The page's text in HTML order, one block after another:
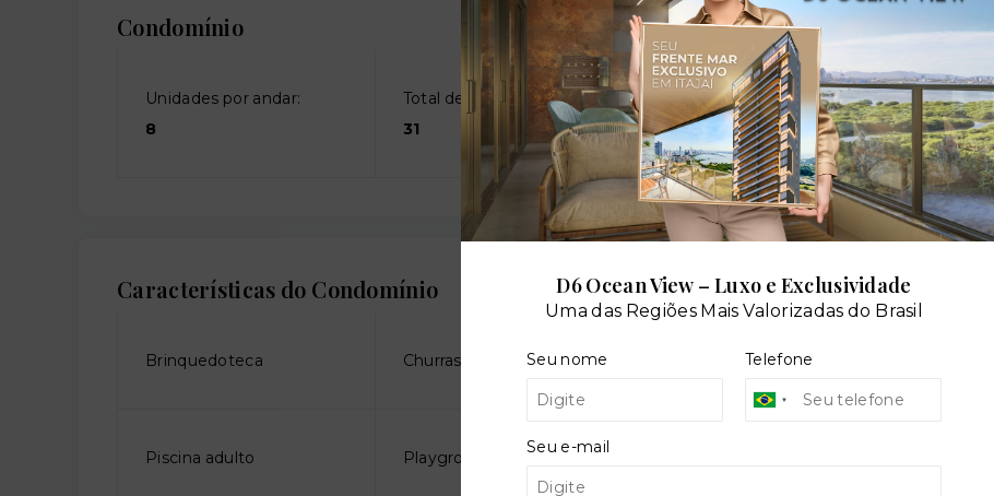
Condomínio
Unidades por andar:
8
Total de andares:
31
Características do Condomínio
Brinquedoteca Churrasqueira Elevador social
Piscina adulto Playground
D6 Ocean View – Luxo e Exclusividade
Uma das Regiões Mais Valorizadas do Brasil
Seu nome Telefone
Seu e-mail